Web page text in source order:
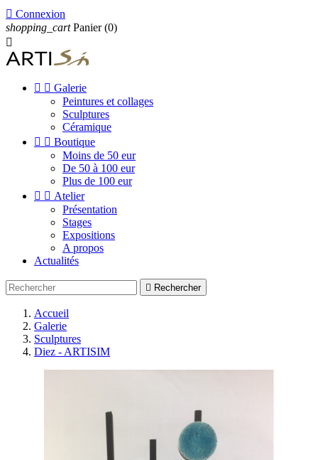
 Connexion
shopping_cart Panier (0)

  Galerie
Peintures et collages
Sculptures
Céramique
  Boutique
Moins de 50 eur
De 50 à 100 eur
Plus de 100 eur
  Atelier
Présentation
Stages
Expositions
A propos
Actualités
 Rechercher
Accueil
Galerie
Sculptures
Diez - ARTISIM